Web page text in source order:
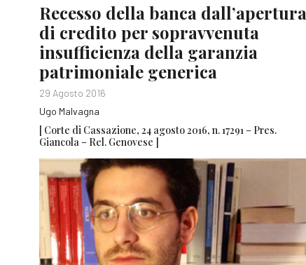
Recesso della banca dall’apertura
di credito per sopravvenuta
insufficienza della garanzia
patrimoniale generica
29 Agosto 2016
Ugo Malvagna
[ Corte di Cassazione, 24 agosto 2016, n. 17291 – Pres.
Giancola – Rel. Genovese ]